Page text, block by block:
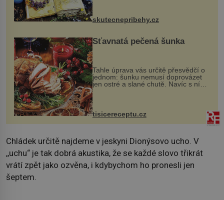
na chalupě se pro mě vlastní vinou
změnil v děsivý zážitek, na kt...
skutecnepribehy.cz
Šťavnatá pečená šunka
Tahle úprava vás určitě přesvědčí o
jednom: šunku nemusí doprovázet
jen ostré a slané chutě. Navíc s ní
nakrmíte poměrně hodně hladových
krků. Ingredience sádlo 3 kg šunky
vcelku 3 stroužky česneku hl...
tisicereceptu.cz
Chládek určitě najdeme v jeskyni Dionýsovo ucho. V
,,uchu“ je tak dobrá akustika, že se každé slovo třikrát
vrátí zpět jako ozvěna, i kdybychom ho pronesli jen
šeptem.